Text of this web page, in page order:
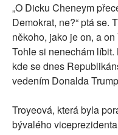
„O Dicku Cheneym
Demokrat, ne?“ ptá se.
někoho, jako je on, a
Tohle si nenechám líbit.
kde se dnes
vedením Donalda
Troyeová, která byla
bývalého